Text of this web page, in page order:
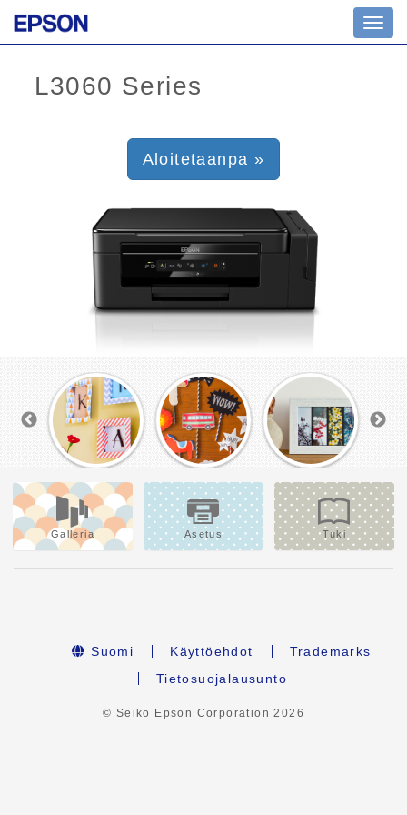
Aloitetaanpa »
Galleria Asetus Tuki
Suomi Käyttöehdot
Trademarks
Tietosuojalausunto
© Seiko Epson Corporation2026